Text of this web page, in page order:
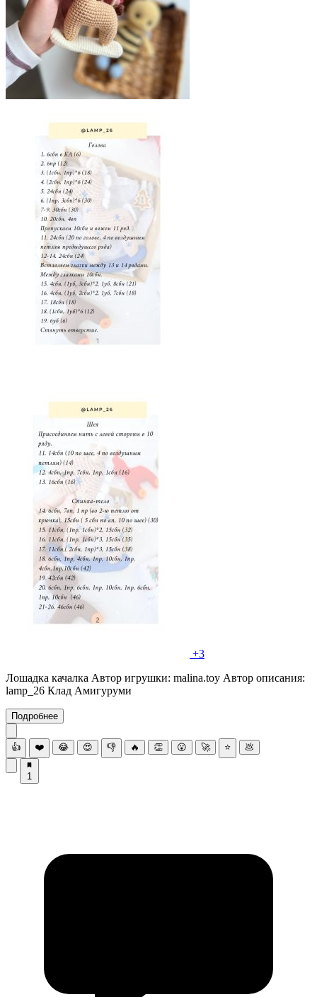
+3
Лошадка качалка Автор игрушки: malina.toy Автор описания:
lamp_26 Клад Амигуруми
Подробнее
👍 ❤️ 😂 😍 👎 🔥 👏 😮 🚀 ⭐ 💩
1